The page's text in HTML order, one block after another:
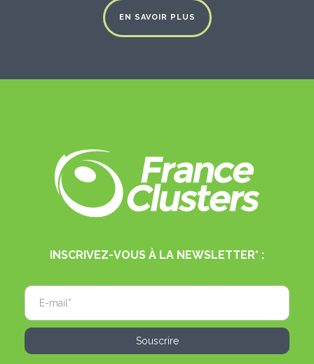
EN SAVOIR PLUS
INSCRIVEZ-VOUS À LA NEWSLETTER* :